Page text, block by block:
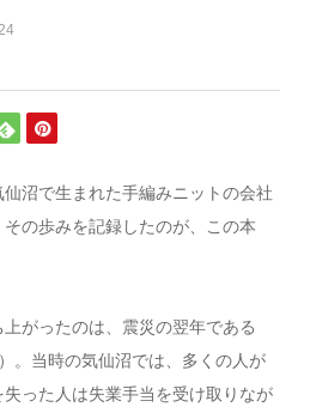
沼で生まれた手編みニットの会社
その歩みを記録したのが、この本
がったのは、震災の翌年である
。当時の気仙沼では、多くの人が
った人は失業手当を受け取りなが